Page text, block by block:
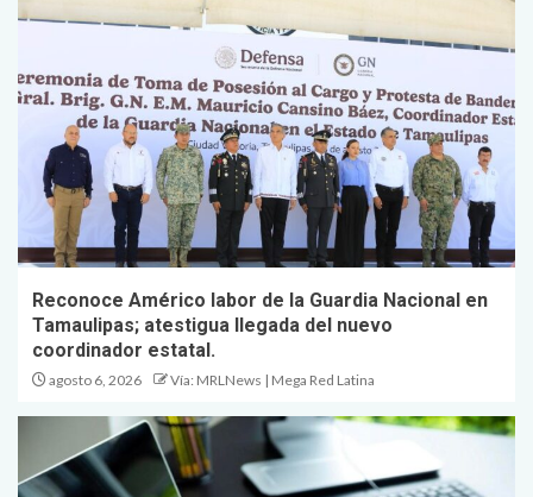
Reconoce Américo labor de la Guardia Nacional en
Tamaulipas; atestigua llegada del nuevo
coordinador estatal.
agosto 6, 2026 Vía: MRLNews | Mega Red Latina